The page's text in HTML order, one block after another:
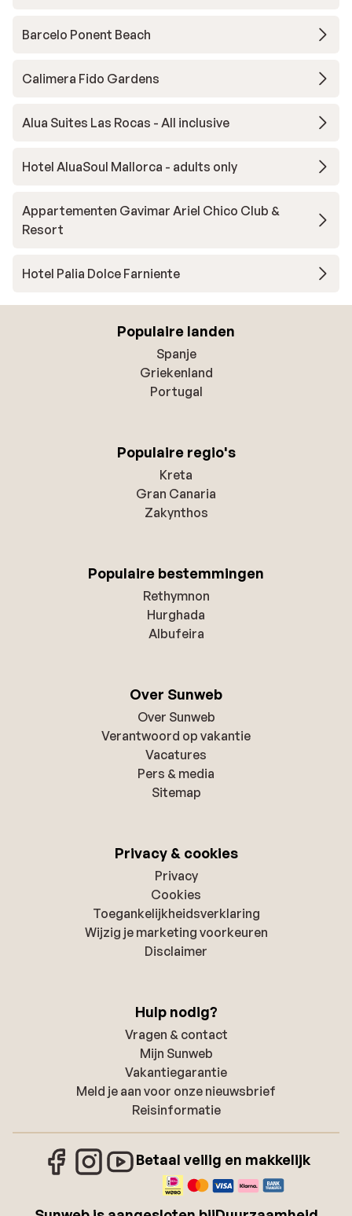
Barcelo Ponent Beach
Calimera Fido Gardens
Alua Suites Las Rocas - All inclusive
Hotel AluaSoul Mallorca - adults only
Appartementen Gavimar Ariel Chico Club &
Resort
Hotel Palia Dolce Farniente
Populaire landen
Spanje
Griekenland
Portugal
Populaire regio's
Kreta
Gran Canaria
Zakynthos
Populaire bestemmingen
Rethymnon
Hurghada
Albufeira
Over Sunweb
Over Sunweb
Verantwoord op vakantie
Vacatures
Pers & media
Sitemap
Privacy & cookies
Privacy
Cookies
Toegankelijkheidsverklaring
Wijzig je marketing voorkeuren
Disclaimer
Hulp nodig?
Vragen & contact
Mijn Sunweb
Vakantiegarantie
Meld je aan voor onze nieuwsbrief
Reisinformatie
Betaal veilig en makkelijk